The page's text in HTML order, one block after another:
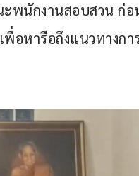
พนักงานสอบสวน ก่
หารือถึงแนวทางกา